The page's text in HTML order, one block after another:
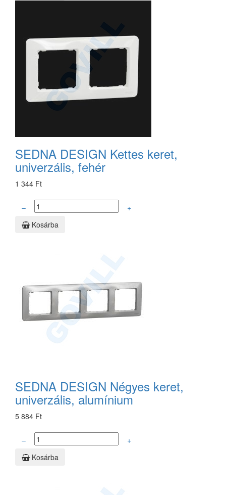
SEDNA DESIGN Kettes keret,
univerzális, fehér
1 344 Ft
–
+
Kosárba
SEDNA DESIGN Négyes keret,
univerzális, alumínium
5 884 Ft
–
+
Kosárba